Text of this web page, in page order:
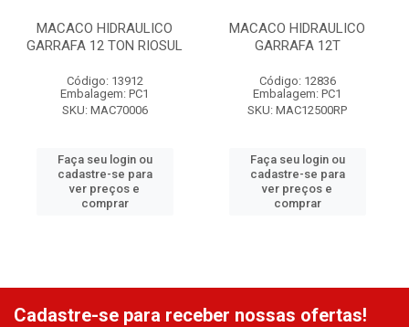
MACACO HIDRAULICO
GARRAFA 12 TON RIOSUL
Código: 13912
Embalagem: PC1
SKU: MAC70006
Faça seu login ou
cadastre-se para
ver preços e
comprar
MACACO HIDRAULICO
GARRAFA 12T
Código: 12836
Embalagem: PC1
SKU: MAC12500RP
Faça seu login ou
cadastre-se para
ver preços e
comprar
Cadastre-se para receber nossas ofertas!